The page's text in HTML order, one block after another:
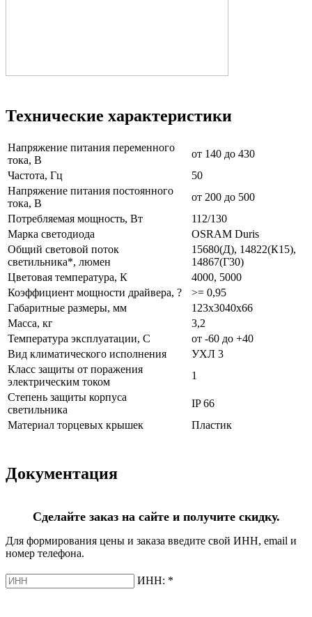
Технические характеристики
Напряжение питания переменного
тока, В
от 140 до 430
Частота, Гц
50
Напряжение питания постоянного
тока, В
от 200 до 500
Потребляемая мощность, Вт
112/130
Марка светодиода
OSRAM Duris
Общий световой поток
светильника*, люмен
15680(Д), 14822(К15),
14867(Г30)
Цветовая температура, К
4000, 5000
Коэффициент мощности драйвера, ?
>= 0,95
Габаритные размеры, мм
123x3040x66
Масса, кг
3,2
Температура эксплуатации, С
от -60 до +40
Вид климатического исполнения
УХЛ 3
Класс защиты от поражения
электрическим током
1
Степень защиты корпуса
светильника
IP 66
Материал торцевых крышек
Пластик
Документация
Сделайте заказ на сайте и получите скидку.
Для формирования цены и заказа введите свой ИНН, email и
номер телефона.
ИНН: *